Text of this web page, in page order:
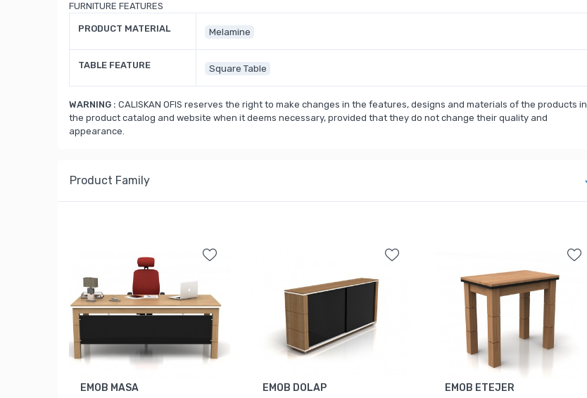
FURNITURE FEATURES
PRODUCT MATERIAL Melamine
TABLE FEATURE Square Table
WARNING : CALISKAN OFIS reserves the right to make changes in the features, designs and materials of the products in
the product catalog and website when it deems necessary, provided that they do not change their quality and
appearance.
Product Family
EMOB MASA EMOB DOLAP EMOB ETEJER